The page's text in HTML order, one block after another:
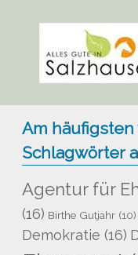
Am
Schlagwörter
Agentur für
(16) Birthe Gutjahr (10)
Demokratie (16)